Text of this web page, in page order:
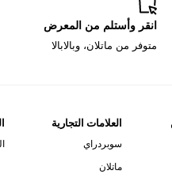
انقر وأستلم من المعرض
متوفر من ماتلان، وبالابالا
العلامات التجارية
سوبردراي
ماتلان